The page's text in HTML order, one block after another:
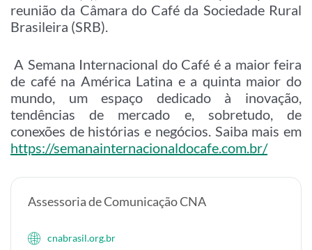
reunião da Câmara do Café da Sociedade Rural
Brasileira (SRB).
A Semana Internacional do Café é a maior feira
de café na América Latina e a quinta maior do
mundo, um espaço dedicado à inovação,
tendências de mercado e, sobretudo, de
conexões de histórias e negócios. Saiba mais em
https://semanainternacionaldocafe.com.br/
Assessoria de Comunicação CNA
cnabrasil.org.br